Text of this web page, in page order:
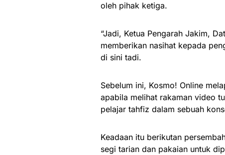
oleh pihak ketiga.
“Jadi, Ketua Pengarah Jakim,
memberikan nasihat kepada
di sini tadi.
Sebelum ini, Kosmo! Online
apabila melihat rakaman video
pelajar tahfiz dalam sebuah
Keadaan itu berikutan
segi tarian dan pakaian untuk